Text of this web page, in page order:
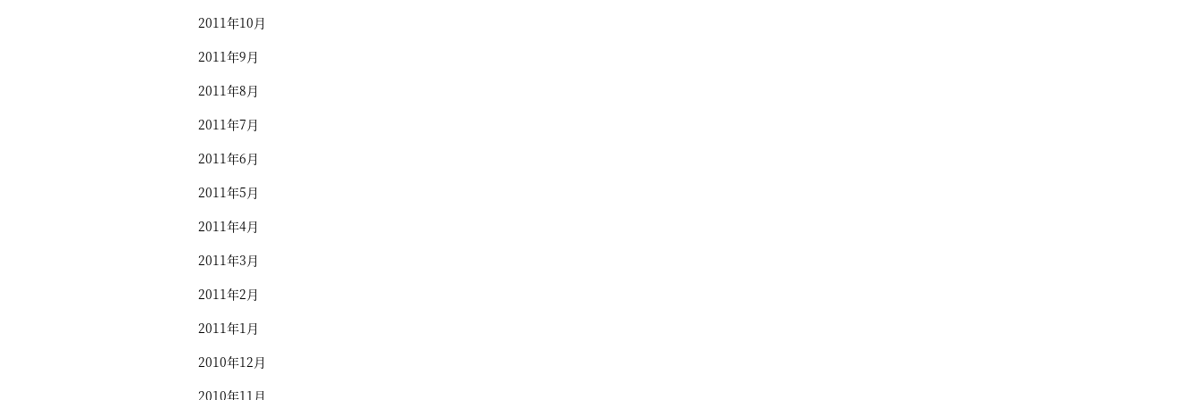
2011年10月
2011年9月
2011年8月
2011年7月
2011年6月
2011年5月
2011年4月
2011年3月
2011年2月
2011年1月
2010年12月
2010年11月